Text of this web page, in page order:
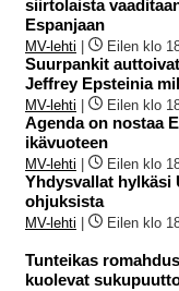
siirtolaista
Espanjaan
MV-lehti | Eilen klo
Suurpankit
Jeffrey Epsteinia
MV-lehti | Eilen klo
Agenda on nostaa
ikävuoteen
MV-lehti | Eilen klo
Yhdysvallat hylkäsi
ohjuksista
MV-lehti | Eilen klo
Tunteikas
kuolevat